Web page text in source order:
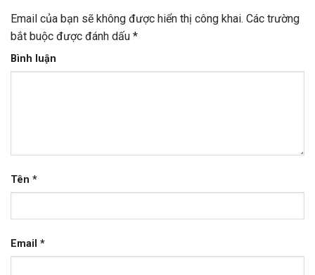
Email của bạn sẽ không được hiển thị công khai. Các trường
bắt buộc được đánh dấu *
Bình luận
Tên *
Email *